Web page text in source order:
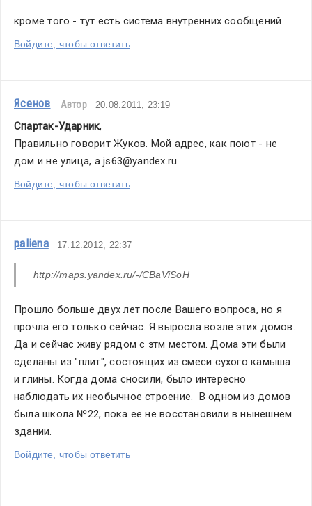
кроме того - тут есть система внутренних сообщений
Войдите, чтобы ответить
Ясенов Автор 20.08.2011, 23:19
Спартак-Ударник,
Правильно говорит Жуков. Мой адрес, как поют - не
дом и не улица, а js63@yandex.ru
Войдите, чтобы ответить
paliena 17.12.2012, 22:37
http://maps.yandex.ru/-/CBaViSoH
Прошло больше двух лет после Вашего вопроса, но я
прочла его только сейчас. Я выросла возле этих домов.
Да и сейчас живу рядом с этм местом. Дома эти были
сделаны из "плит", состоящих из смеси сухого камыша
и глины. Когда дома сносили, было интересно
наблюдать их необычное строение.  В одном из домов
была школа №22, пока ее не восстановили в нынешнем
здании.
Войдите, чтобы ответить